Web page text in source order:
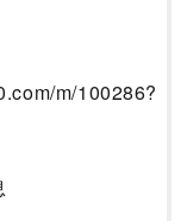
m/100286?